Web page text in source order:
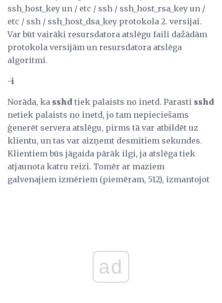
ssh_host_key un / etc / ssh / ssh_host_rsa_key un /
etc / ssh / ssh_host_dsa_key protokola 2. versijai.
Var būt vairāki resursdatora atslēgu faili dažādām
protokola versijām un resursdatora atslēga
algoritmi.
-i
Norāda, ka sshd tiek palaists no inetd. Parasti sshd
netiek palaists no inetd, jo tam nepieciešams
ģenerēt servera atslēgu, pirms tā var atbildēt uz
klientu, un tas var aizņemt desmitiem sekundes.
Klientiem būs jāgaida pārāk ilgi, ja atslēga tiek
atjaunota katru reizi. Tomēr ar maziem
galvenajiem izmēriem (piemēram, 512), izmantojot
ad